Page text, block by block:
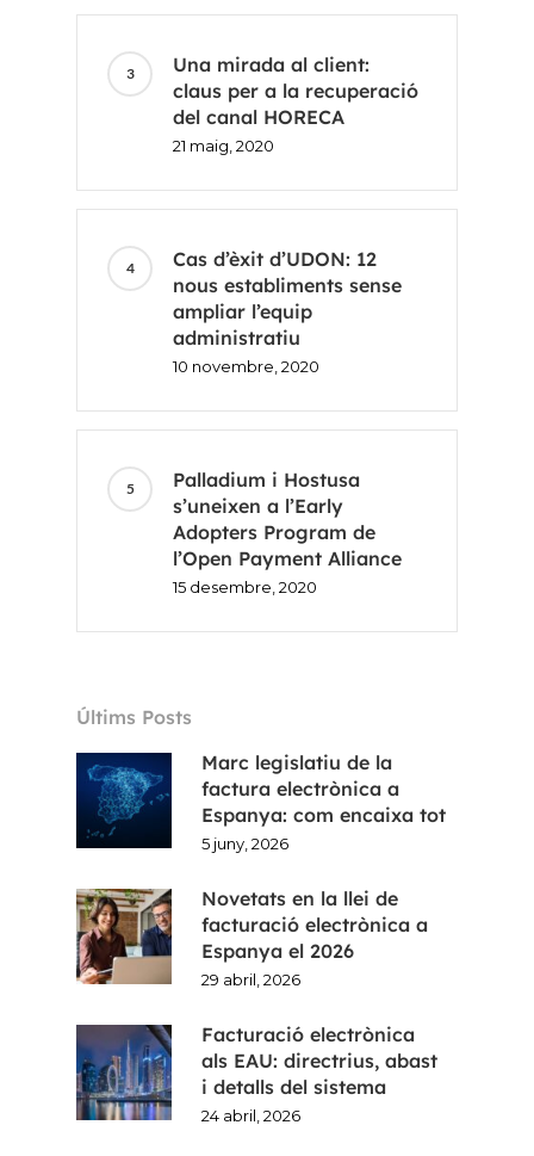
Una mirada al client:
claus per a la recuperació
del canal HORECA
21 maig, 2020
Cas d’èxit d’UDON: 12
nous establiments sense
ampliar l’equip
administratiu
10 novembre, 2020
Palladium i Hostusa
s’uneixen a l’Early
Adopters Program de
l’Open Payment Alliance
15 desembre, 2020
Últims Posts
Marc legislatiu de la
factura electrònica a
Espanya: com encaixa tot
5 juny, 2026
Novetats en la llei de
facturació electrònica a
Espanya el 2026
29 abril, 2026
Facturació electrònica
als EAU: directrius, abast
i detalls del sistema
24 abril, 2026